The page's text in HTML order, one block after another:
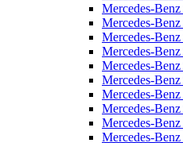
Mercedes-
Mercedes-
Mercedes-
Mercedes-
Mercedes-
Mercedes-
Mercedes-
Mercedes-
Mercedes-
Mercedes-